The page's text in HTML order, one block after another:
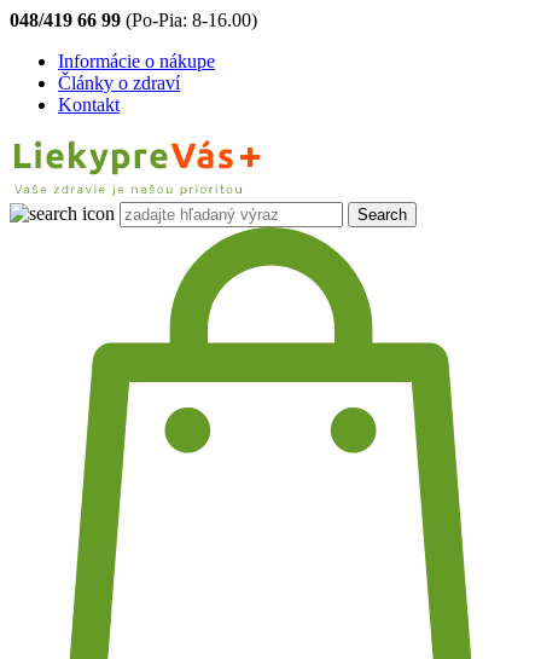
048/419 66 99 (Po-Pia: 8-16.00)
Informácie o nákupe
Články o zdraví
Kontakt